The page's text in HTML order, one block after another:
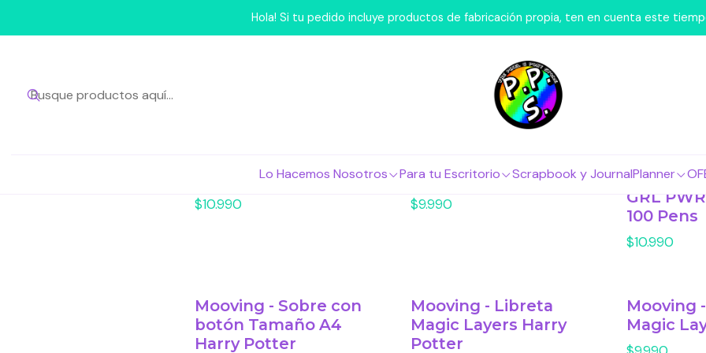
Lo Hacemos Nosotros Para tu Escritorio Scrapbook y JournalPlanner
Hola! Si tu pedido incluye productos de fabricación propia, ten en cuenta este
Inicio Marcas
Marcas
Glitter Verde
$10.990
Peludito con Orejas
$9.990
Para
GRL
100 Pens
$10.990
Mooving - Sobre con
botón Tamaño A4
Harry Potter
Mooving - Libreta
Magic Layers Harry
Potter
Mooving
Magic